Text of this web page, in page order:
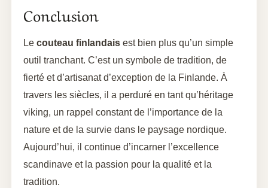
Conclusion
Le couteau finlandais est bien plus qu’un simple
outil tranchant. C’est un symbole de tradition, de
fierté et d’artisanat d’exception de la Finlande. À
travers les siècles, il a perduré en tant qu’héritage
viking, un rappel constant de l’importance de la
nature et de la survie dans le paysage nordique.
Aujourd’hui, il continue d’incarner l’excellence
scandinave et la passion pour la qualité et la
tradition.